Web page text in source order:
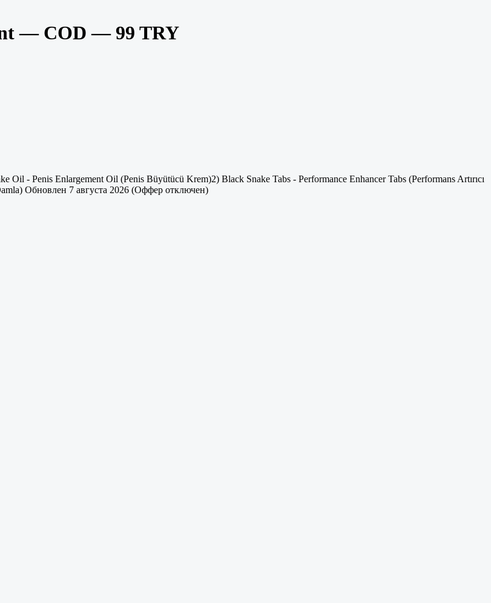
— COD — 99 TRY
Oil - Penis Enlargement Oil (Penis Büyütücü Krem)2) Black Snake Tabs - Performance Enhancer Tabs (Performans Artırıcı
Обновлен 7 августа 2026 (Оффер отключен)